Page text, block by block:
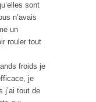
sont
n’avais
un
rouler tout
froids je
je
j’ai tout de